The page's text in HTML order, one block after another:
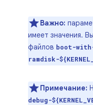
Важно:
имеет значения.
файлов boot-
ramdisk-
Примечание:
debug-